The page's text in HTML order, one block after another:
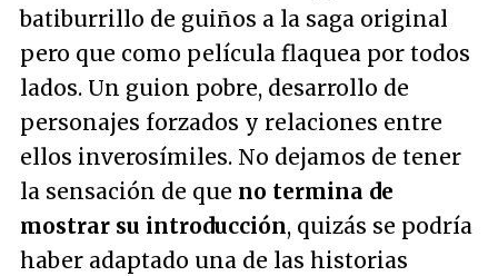
batiburrillo de guiños a la saga original
pero que como película flaquea por todos
lados. Un guion pobre, desarrollo de
personajes forzados y relaciones entre
ellos inverosímiles. No dejamos de tener
la sensación de que no termina de
mostrar su introducción, quizás se podría
haber adaptado una de las historias